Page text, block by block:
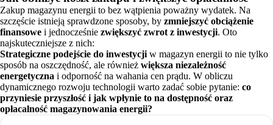
Zakup magazynu energii to bez wątpienia poważny wydatek. Na
szczęście istnieją sprawdzone sposoby, by zmniejszyć obciążenie
finansowe i jednocześnie zwiększyć zwrot z inwestycji. Oto
najskuteczniejsze z nich:
Strategiczne podejście do inwestycji w magazyn energii to nie tylko
sposób na oszczędność, ale również większa niezależność
energetyczna i odporność na wahania cen prądu. W obliczu
dynamicznego rozwoju technologii warto zadać sobie pytanie: co
przyniesie przyszłość i jak wpłynie to na dostępność oraz
opłacalność magazynowania energii?